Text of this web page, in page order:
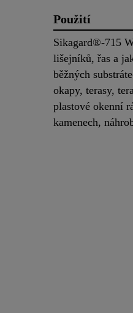
Použití
Sikagard®-715
lišejníků, řas a
běžných
okapy, terasy,
plastové okenní
kamenech,